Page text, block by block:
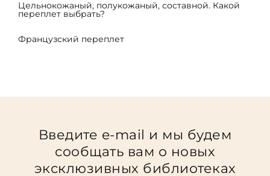
Цельнокожаный, полукожаный, составной. Какой
переплет выбрать?
Французский переплет
Введите e-mail и мы будем
сообщать вам о новых
эксклюзивных библиотеках